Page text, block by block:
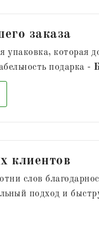
заказа
упаковка, которая
подарка -
клиентов
слов
подход и